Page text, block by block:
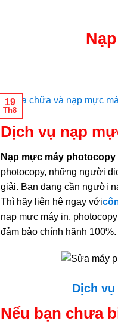
19
Th8
Dịch vụ nạp
Nạp mực máy photocopy
photocopy, những người
giải. Bạn đang cần người
Thì hãy liên hệ ngay với
nạp mực máy in,
đảm bảo chính hãnh 100%.
Dịch
Nếu bạn chưa